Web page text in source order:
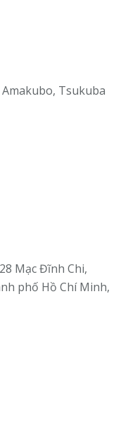
Tsukuba
Mạc Đĩnh Chi,
phố Hồ Chí Minh,